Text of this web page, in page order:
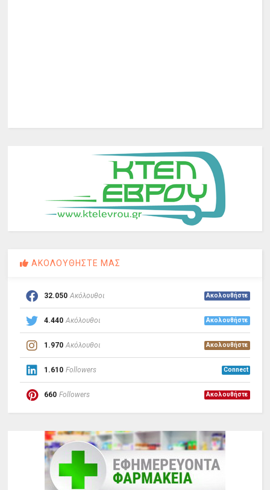
ΑΚΟΛΟΥΘΗΣΤΕ ΜΑΣ
32.050 Ακόλουθοι Ακολουθήστε
4.440 Ακόλουθοι Ακολουθήστε
1.970 Ακόλουθοι Ακολουθήστε
1.610 Followers Connect
660 Followers Ακολουθήστε